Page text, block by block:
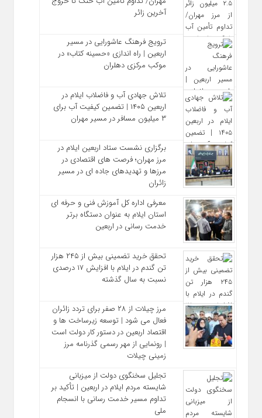
آخرین زائر
ترویج فرهنگ عاشورایی در مسیر
اربعین | راه‌ اندازی «حسینه کتاب» در
موکب مرکزی دهلران
تلاش جهادی آب و فاضلاب ایلام در
اربعین ۱۴۰۵ | تضمین کیفیت آب برای
۳ میلیون مسافر در مسیر مهران
برگزاری نشست ستاد اربعین ایلام در
مرز مهران؛ فرصت‌ های اقتصادی در
مرزها و تهدیدهای جاده‌ ای در مسیر
زائران
معرفی اداره کل آموزش فنی و حرفه‌ ای
استان ایلام به‌ عنوان دستگاه برتر
خدمت‌ رسانی در اربعین
تحقق خرید تضمینی بیش از ۲۴۵ هزار
تن گندم در ایلام با افزایش ۱۷ درصدی
نسبت به سال گذشته
مرز چیلات از ۲۸ صفر برای تردد زائران
فعال می‌ شود | توسعه زیرساخت‌ ها و
اقتصاد اربعین در دستور کار دولت است
| رونمایی از مهر رسمی گذرنامه مرز
زمینی چیلات
تجلیل سخنگوی دولت از میزبانی
شایسته مردم ایلام در اربعین | تأکید بر
تداوم مسیر خدمت‌ رسانی با انسجام
ملی